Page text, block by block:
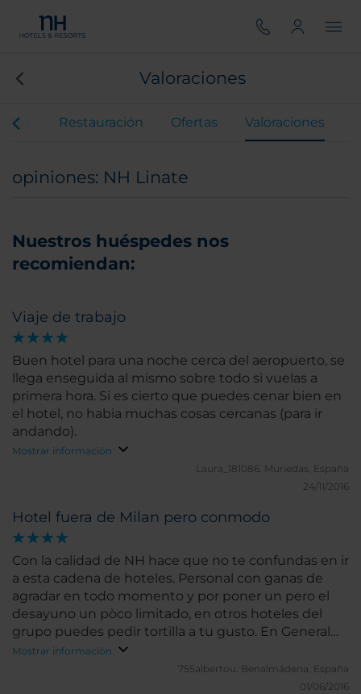
Valoraciones
Restauración Ofertas Valoraciones
opiniones: NH Linate
Nuestros huéspedes nos
recomiendan:
Viaje de trabajo
Buen hotel para una noche cerca del aeropuerto, se
llega enseguida al mismo sobre todo si vuelas a
primera hora. Si es cierto que puedes cenar bien en
el hotel, no habia muchas cosas cercanas (para ir
andando).
Mostrar información
Laura_181086. Muriedas, España
24/11/2016
Hotel fuera de Milan pero conmodo
Con la calidad de NH hace que no te confundas en ir
a esta cadena de hoteles. Personal con ganas de
agradar en todo momento y por poner un pero el
desayuno un pòco limitado, en otros hoteles del
grupo puedes pedir tortilla a tu gusto. En General
muy bien
Mostrar información
755albertou. Benalmádena, España
01/06/2016